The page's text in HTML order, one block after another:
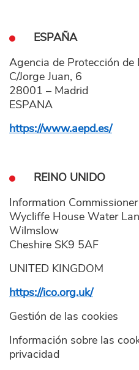
ESPAÑA
Agencia de Protección de
C/Jorge Juan, 6
28001 – Madrid
ESPANA
https://www.aepd.es/
REINO UNIDO
Information
Wycliffe House Water
Wilmslow
Cheshire SK9 5AF
UNITED KINGDOM
https://ico.org.uk/
Gestión de las cookies
Información sobre las
privacidad